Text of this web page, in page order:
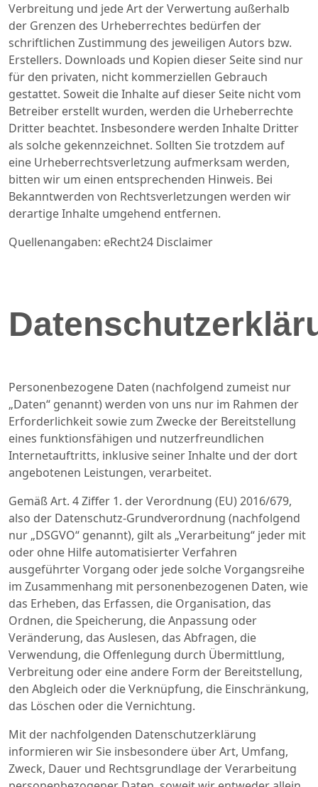
Verbreitung und jede Art der Verwertung außerhalb
der Grenzen des Urheberrechtes bedürfen der
schriftlichen Zustimmung des jeweiligen Autors bzw.
Erstellers. Downloads und Kopien dieser Seite sind nur
für den privaten, nicht kommerziellen Gebrauch
gestattet. Soweit die Inhalte auf dieser Seite nicht vom
Betreiber erstellt wurden, werden die Urheberrechte
Dritter beachtet. Insbesondere werden Inhalte Dritter
als solche gekennzeichnet. Sollten Sie trotzdem auf
eine Urheberrechtsverletzung aufmerksam werden,
bitten wir um einen entsprechenden Hinweis. Bei
Bekanntwerden von Rechtsverletzungen werden wir
derartige Inhalte umgehend entfernen.
Quellenangaben: eRecht24 Disclaimer
Personenbezogene Daten (nachfolgend zumeist nur
„Daten“ genannt) werden von uns nur im Rahmen der
Erforderlichkeit sowie zum Zwecke der Bereitstellung
eines funktionsfähigen und nutzerfreundlichen
Internetauftritts, inklusive seiner Inhalte und der dort
angebotenen Leistungen, verarbeitet.
Gemäß Art. 4 Ziffer 1. der Verordnung (EU) 2016/679,
also der Datenschutz-Grundverordnung (nachfolgend
nur „DSGVO“ genannt), gilt als „Verarbeitung“ jeder mit
oder ohne Hilfe automatisierter Verfahren
ausgeführter Vorgang oder jede solche Vorgangsreihe
im Zusammenhang mit personenbezogenen Daten, wie
das Erheben, das Erfassen, die Organisation, das
Ordnen, die Speicherung, die Anpassung oder
Veränderung, das Auslesen, das Abfragen, die
Verwendung, die Offenlegung durch Übermittlung,
Verbreitung oder eine andere Form der Bereitstellung,
den Abgleich oder die Verknüpfung, die Einschränkung,
das Löschen oder die Vernichtung.
Mit der nachfolgenden Datenschutzerklärung
informieren wir Sie insbesondere über Art, Umfang,
Zweck, Dauer und Rechtsgrundlage der Verarbeitung